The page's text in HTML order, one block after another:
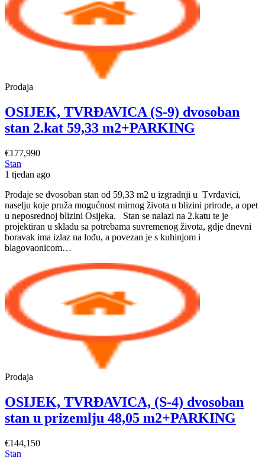
49,28
m2+
PARKING
Prodaja
OSIJEK, TVRĐAVICA (S-9) dvosoban
stan 2.kat 59,33 m2+PARKING
€177,990
Stan
1 tjedan ago
Prodaje se dvosoban stan od 59,33 m2 u izgradnji u Tvrđavici,
naselju koje pruža mogućnost mirnog života u blizini prirode, a opet
u neposrednoj blizini Osijeka. Stan se nalazi na 2.katu te je
projektiran u skladu sa potrebama suvremenog života, gdje dnevni
boravak ima izlaz na lođu, a povezan je s kuhinjom i
blagovaonicom…
(S-
dvosoban
stan
2.kat
m2+PARKING
Prodaja
OSIJEK, TVRĐAVICA, (S-4) dvosoban
stan u prizemlju 48,05 m2+PARKING
€144,150
Stan